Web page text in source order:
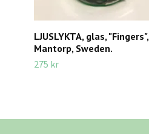
LJUSLYKTA, glas, "Fingers",
Mantorp, Sweden.
275 kr